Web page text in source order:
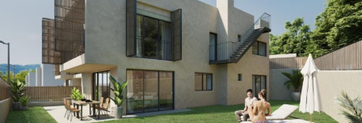
FÜR EIGENTÜMER
IMMOBILIENAGENTUR IBIZA
IMMOBILIENMARKT